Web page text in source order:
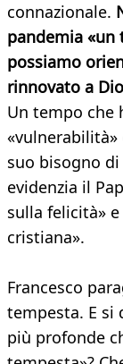
connazionale.
pandemia «un
possiamo
rinnovato a
Un tempo che
«vulnerabilità»
suo bisogno
evidenzia il
sulla felicità»
cristiana».
Francesco
tempesta. E si
più profonde